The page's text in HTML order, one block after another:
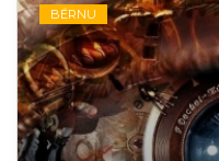
BĒRNU